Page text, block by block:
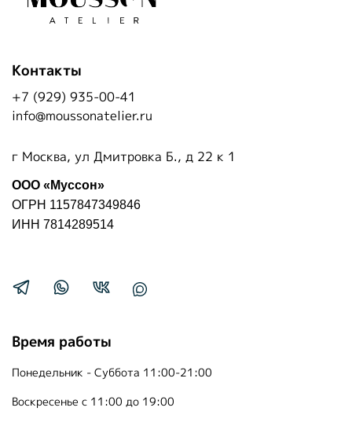
Время работы
Понедельник - Суббота 11:00-21:00
Воскресенье с 11:00 до 19:00
Контакты
+7 (929) 935-00-41
info@moussonatelier.ru
г Москва, ул Дмитровка Б., д 22 к 1
ООО «Муссон»
ОГРН 1157847349846
ИНН 7814289514